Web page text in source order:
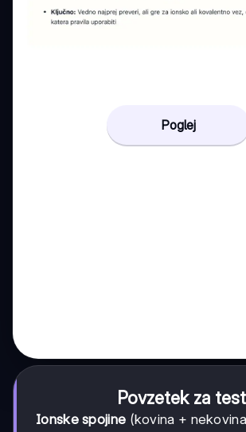
Poglej
Povzetek za test
Ionske spojine (kovina +